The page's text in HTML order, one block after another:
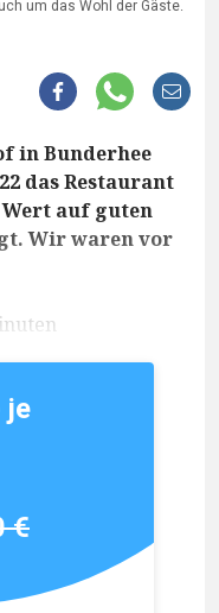
um das Wohl der Gäste.
in Bunderhee
das Restaurant
auf guten
Wir waren vor
je
€